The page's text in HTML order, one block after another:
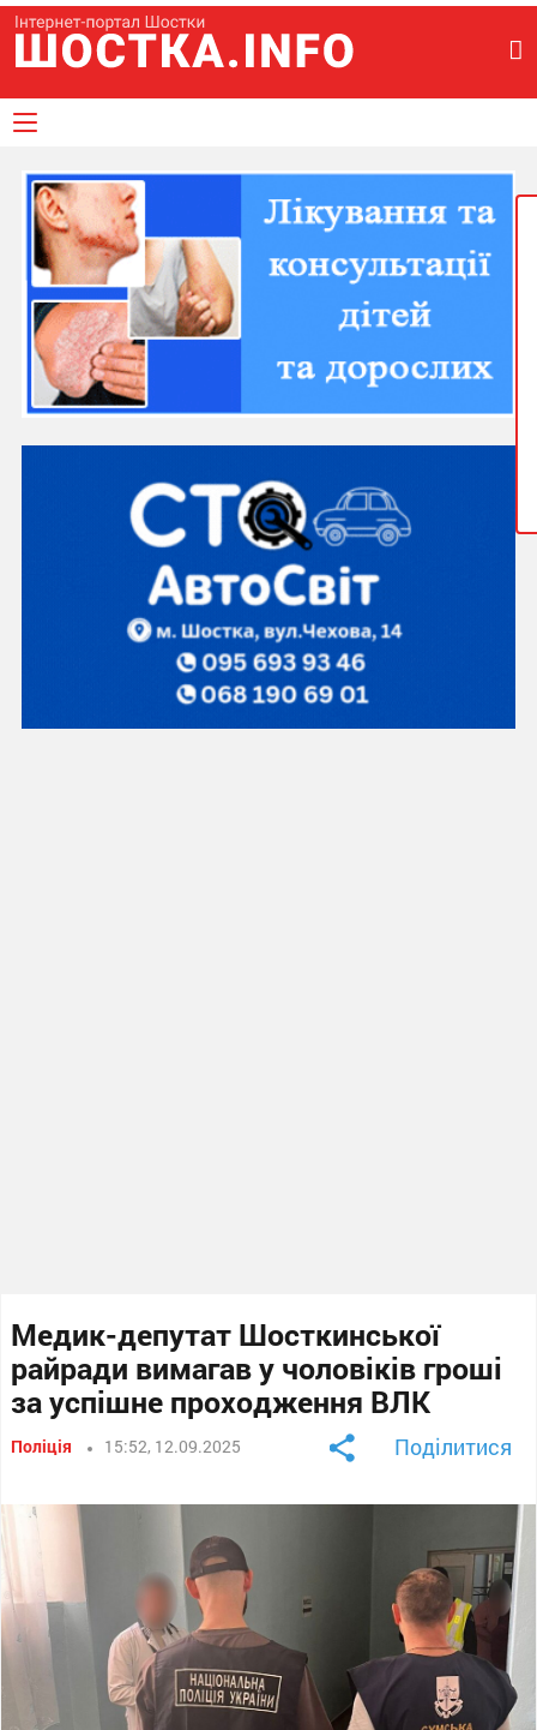
Медик-депутат Шосткинської
райради вимагав у чоловіків гроші
за успішне проходження ВЛК
Поліція 15:52, 12.09.2025 Поділитися